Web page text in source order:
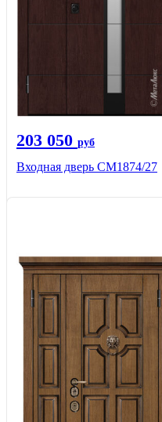
203 050 руб
Входная дверь СМ1874/27